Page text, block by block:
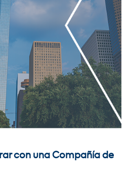
con una Compañía de